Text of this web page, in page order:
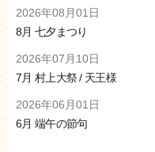
2026年08月01日
8月 七夕まつり
2026年07月10日
7月 村上大祭 / 天王様
2026年06月01日
6月 端午の節句